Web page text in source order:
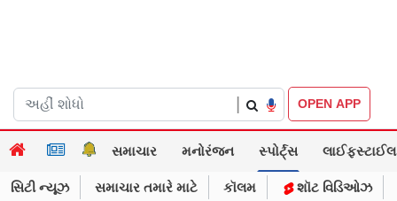
OPEN APP
સમાચાર મનોરંજન સ્પોર્ટ્સ લાઈફસ્ટાઈલ
સિટી ન્યૂઝ સમાચાર તમારે માટે કૉલમ શૉટ વિડિઓઝ